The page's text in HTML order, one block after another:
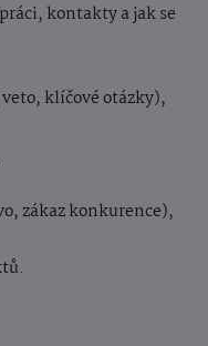
kontakty a jak se
klíčové otázky),
zákaz konkurence),